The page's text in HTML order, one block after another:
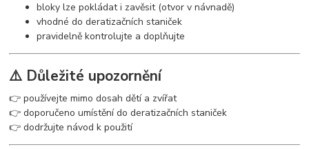
bloky lze pokládat i zavěsit (otvor v návnadě)
vhodné do deratizačních staniček
pravidelně kontrolujte a doplňujte
⚠️ Důležité upozornění
👉 používejte mimo dosah dětí a zvířat
👉 doporučeno umístění do deratizačních staniček
👉 dodržujte návod k použití